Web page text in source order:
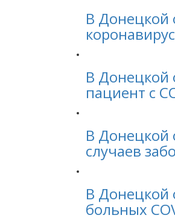
В Донецкой
В Донецкой
пациент с
В Донецкой
случаев
В Донецкой
больных